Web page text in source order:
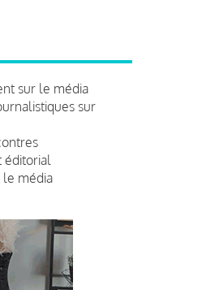
sur le média
sur
éditorial
le média